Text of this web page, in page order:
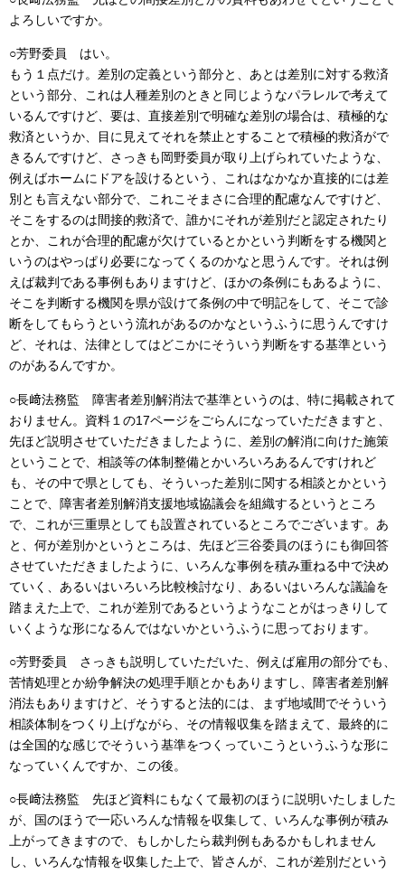
よろしいですか。
○芳野委員 はい。
もう１点だけ。差別の定義という部分と、あとは差別に対する救済
という部分、これは人種差別のときと同じようなパラレルで考えて
いるんですけど、要は、直接差別で明確な差別の場合は、積極的な
救済というか、目に見えてそれを禁止とすることで積極的救済がで
きるんですけど、さっきも岡野委員が取り上げられていたような、
例えばホームにドアを設けるという、これはなかなか直接的には差
別とも言えない部分で、これこそまさに合理的配慮なんですけど、
そこをするのは間接的救済で、誰かにそれが差別だと認定されたり
とか、これが合理的配慮が欠けているとかという判断をする機関と
いうのはやっぱり必要になってくるのかなと思うんです。それは例
えば裁判である事例もありますけど、ほかの条例にもあるように、
そこを判断する機関を県が設けて条例の中で明記をして、そこで診
断をしてもらうという流れがあるのかなというふうに思うんですけ
ど、それは、法律としてはどこかにそういう判断をする基準という
のがあるんですか。
○長﨑法務監 障害者差別解消法で基準というのは、特に掲載されて
おりません。資料１の17ページをごらんになっていただきますと、
先ほど説明させていただきましたように、差別の解消に向けた施策
ということで、相談等の体制整備とかいろいろあるんですけれど
も、その中で県としても、そういった差別に関する相談とかという
ことで、障害者差別解消支援地域協議会を組織するというところ
で、これが三重県としても設置されているところでございます。あ
と、何が差別かというところは、先ほど三谷委員のほうにも御回答
させていただきましたように、いろんな事例を積み重ねる中で決め
ていく、あるいはいろいろ比較検討なり、あるいはいろんな議論を
踏まえた上で、これが差別であるというようなことがはっきりして
いくような形になるんではないかというふうに思っております。
○芳野委員 さっきも説明していただいた、例えば雇用の部分でも、
苦情処理とか紛争解決の処理手順とかもありますし、障害者差別解
消法もありますけど、そうすると法的には、まず地域間でそういう
相談体制をつくり上げながら、その情報収集を踏まえて、最終的に
は全国的な感じでそういう基準をつくっていこうというふうな形に
なっていくんですか、この後。
○長﨑法務監 先ほど資料にもなくて最初のほうに説明いたしました
が、国のほうで一応いろんな情報を収集して、いろんな事例が積み
上がってきますので、もしかしたら裁判例もあるかもしれません
し、いろんな情報を収集した上で、皆さんが、これが差別だという